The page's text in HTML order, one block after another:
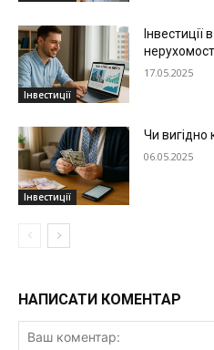
Інвестиції
Інвестиції
17.05.2025
Інвестиції
Чи вигідно
06.05.2025
НАПИСАТИ КОМЕНТАР